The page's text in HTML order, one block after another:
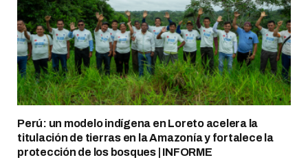
Perú: un modelo indígena en Loreto acelera la
titulación de tierras en la Amazonía y fortalece la
protección de los bosques | INFORME